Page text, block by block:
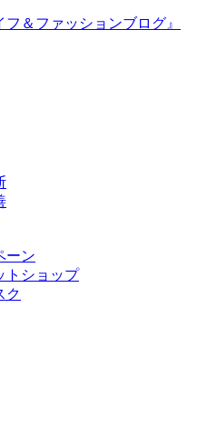
＆ファッションブログ』
ーン
トショップ
ク